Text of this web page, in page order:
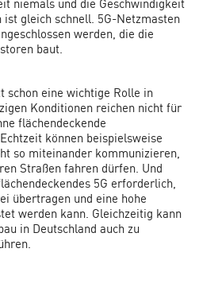
niemals und die Geschwindigkeit
gleich schnell. 5G-Netzmasten
werden, die die
baut.
schon eine wichtige Rolle in
Konditionen reichen nicht für
flächendeckende
können beispielsweise
so miteinander kommunizieren,
Straßen fahren dürfen. Und
5G erforderlich,
übertragen und eine hohe
werden kann. Gleichzeitig kann
in Deutschland auch zu